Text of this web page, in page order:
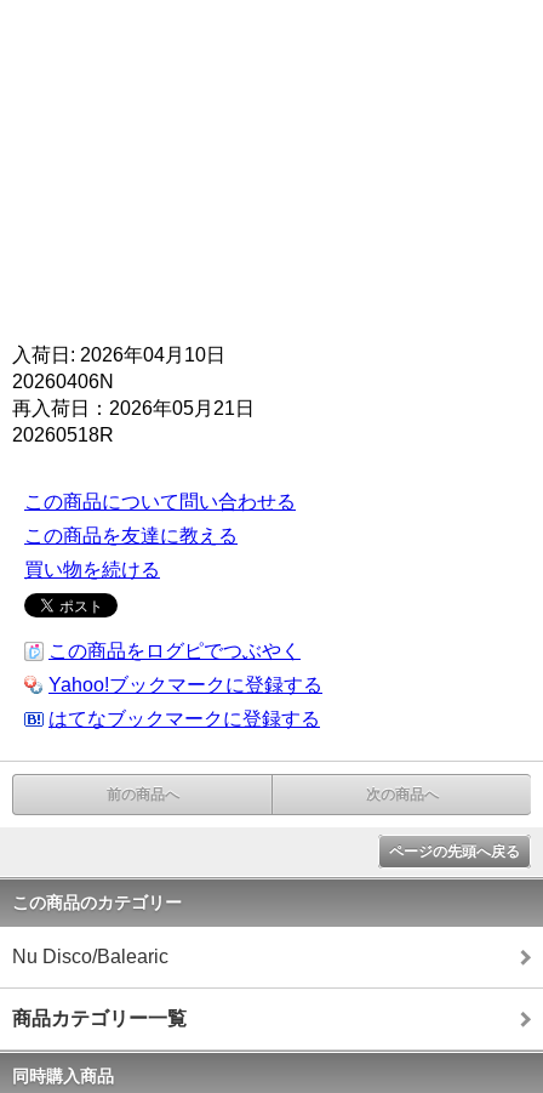
入荷日: 2026年04月10日
20260406N
再入荷日：2026年05月21日
20260518R
この商品について問い合わせる
この商品を友達に教える
買い物を続ける
この商品をログピでつぶやく
Yahoo!ブックマークに登録する
はてなブックマークに登録する
前の商品へ 次の商品へ
ページの先頭へ戻る
この商品のカテゴリー
Nu Disco/Balearic
商品カテゴリー一覧
同時購入商品